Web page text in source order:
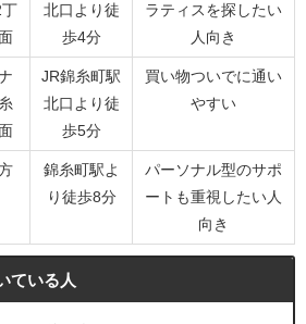
北口より徒
歩4分
ラティスを探したい
人向き
JR錦糸町駅
北口より徒
歩5分
買い物ついでに通い
やすい
錦糸町駅よ
り徒歩8分
パーソナル型のサポ
ートも重視したい人
向き
ている人